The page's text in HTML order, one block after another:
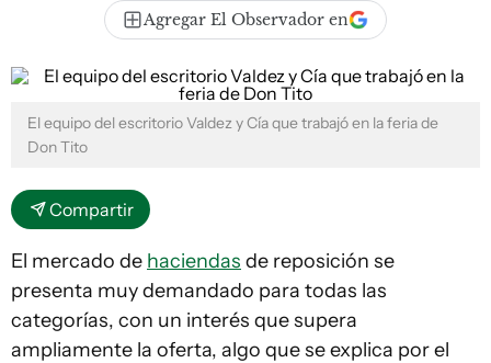
Agregar El Observador en
El equipo del escritorio Valdez y Cía que trabajó en la feria de
Don Tito
Compartir
El mercado de haciendas de reposición se
presenta muy demandado para todas las
categorías, con un interés que supera
ampliamente la oferta, algo que se explica por el